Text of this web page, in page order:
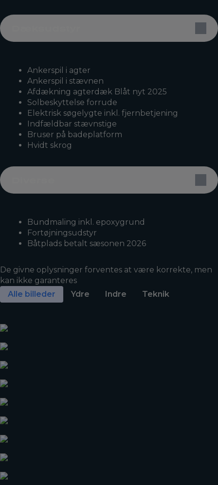
Ankerspil i agter
Ankerspil i stævnen
Afdækning agterdæk Blåt nyt 2025
Solbeskyttelse forrude
Elektrisk søgelygte inkl. fjernbetjening
Indfældbar stævnstige
Bruser på badeplatform
Hvidt skrog
Bundmaling inkl. epoxygrund
Fortøjningsudstyr
Båtplads betalt sæsonen 2026
De givne oplysninger forventes at være korrekte, men
kan ikke garanteres
Alle billeder
Ydre Indre Teknik